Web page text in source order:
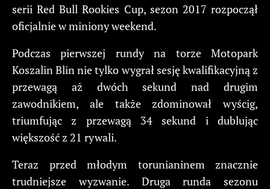
serii Red Bull Rookies Cup, sezon 2017 rozpoczął
oficjalnie w miniony weekend.
Podczas pierwszej rundy na torze Motopark
Koszalin Blin nie tylko wygrał sesję kwalifikacyjną z
przewagą aż dwóch sekund nad drugim
zawodnikiem, ale także zdominował wyścig,
triumfując z przewagą 34 sekund i dublując
większość z 21 rywali.
Teraz przed młodym torunianinem znacznie
trudniejsze wyzwanie. Druga runda sezonu